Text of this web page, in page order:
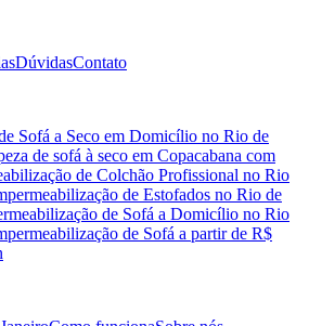
DúvidasContato
Sofá a Seco em Domicílio no Rio de
de sofá à seco em Copacabana com
de Colchão Profissional no Rio
de Estofados no Rio de
de Sofá a Domicílio no Rio
de Sofá a partir de R$